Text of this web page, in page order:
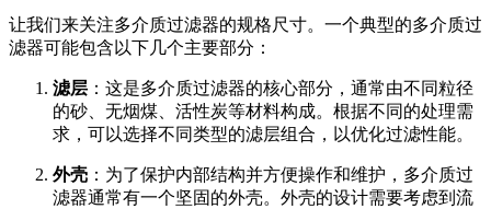
让我们来关注多介质过滤器的规格尺寸。一个典型的多介质过
滤器可能包含以下几个主要部分：
滤层 ：这是多介质过滤器的核心部分，通常由不同粒径
的砂、无烟煤、活性炭等材料构成。根据不同的处理需
求，可以选择不同类型的滤层组合，以优化过滤性能。
外壳 ：为了保护内部结构并方便操作和维护，多介质过
滤器通常有一个坚固的外壳。外壳的设计需要考虑到流